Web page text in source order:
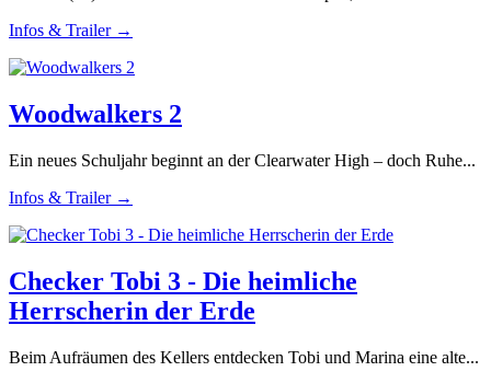
Infos & Trailer →
Woodwalkers 2
Ein neues Schuljahr beginnt an der Clearwater High – doch Ruhe...
Infos & Trailer →
Checker Tobi 3 - Die heimliche
Herrscherin der Erde
Beim Aufräumen des Kellers entdecken Tobi und Marina eine alte...